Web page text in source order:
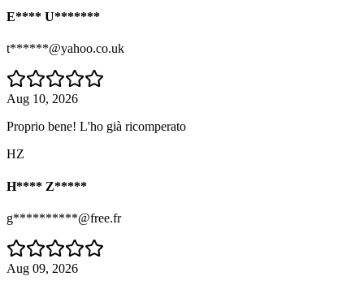
E**** U*******
t******@yahoo.co.uk
Aug 10, 2026
Proprio bene! L'ho già ricomperato
HZ
H**** Z*****
g**********@free.fr
Aug 09, 2026